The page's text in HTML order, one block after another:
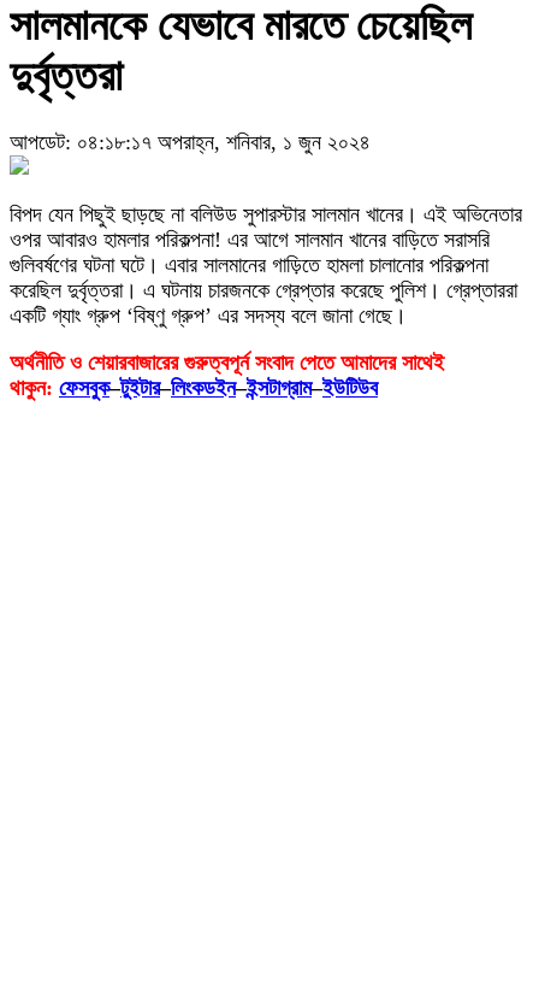
সালমানকে যেভাবে মারতে চেয়েছিল
দুর্বৃত্তরা
আপডেট: ০৪:১৮:১৭ অপরাহ্ন, শনিবার, ১ জুন ২০২৪
বিপদ যেন পিছুই ছাড়ছে না বলিউড সুপারস্টার সালমান খানের। এই অভিনেতার
ওপর আবারও হামলার পরিকল্পনা! এর আগে সালমান খানের বাড়িতে সরাসরি
গুলিবর্ষণের ঘটনা ঘটে। এবার সালমানের গাড়িতে হামলা চালানোর পরিকল্পনা
করেছিল দুর্বৃত্তরা। এ ঘটনায় চারজনকে গ্রেপ্তার করেছে পুলিশ। গ্রেপ্তাররা
একটি গ্যাং গ্রুপ ‘বিষ্ণু গ্রুপ’ এর সদস্য বলে জানা গেছে।
অর্থনীতি ও শেয়ারবাজারের গুরুত্বপূর্ন সংবাদ পেতে আমাদের সাথেই
থাকুন: ফেসবুক–টুইটার–লিংকডইন–ইন্সটাগ্রাম–ইউটিউব